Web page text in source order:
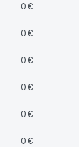
0 €
0 €
0 €
0 €
0 €
0 €